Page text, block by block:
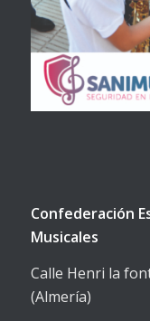
Confederación
Musicales
Calle Henri la
(Almería)